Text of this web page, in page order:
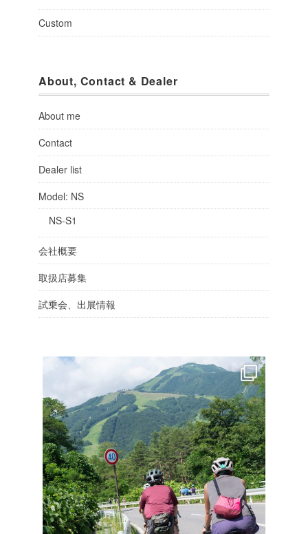
Custom
About, Contact & Dealer
About me
Contact
Dealer list
Model: NS
NS-S1
会社概要
取扱店募集
試乗会、出展情報